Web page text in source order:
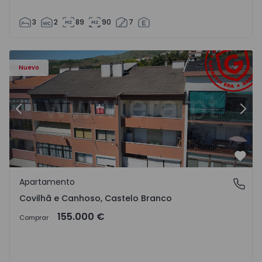
3 2 89 90 7
Nuevo
- 18
Apartamento T2 Covilhã, Covilhã e Canhoso - 1497806 -
Anterior
Covilhã e Canhoso, Castelo Branco
Apartamento
Covilhã e Canhoso, Castelo Branco
Comprar 155.000 €